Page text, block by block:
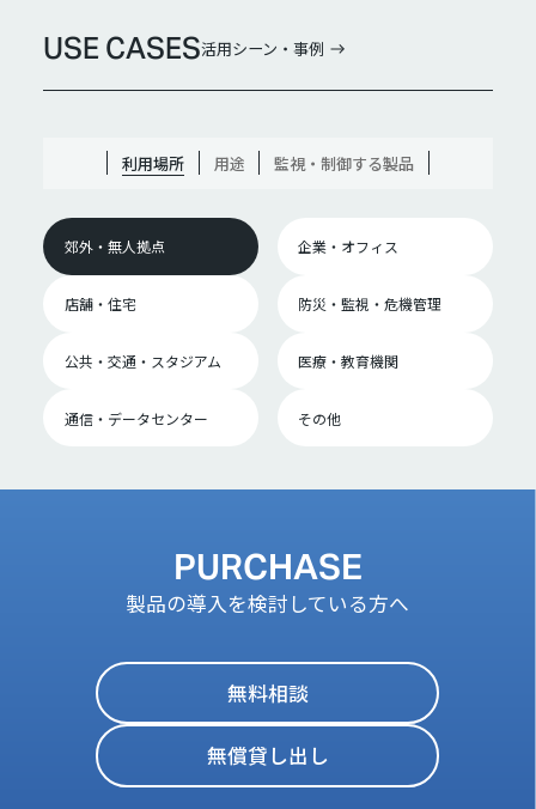
USE CASES活用シーン・事例
利用場所 用途 監視・制御する製品
郊外・無人拠点 企業・オフィス
店舗・住宅 防災・監視・危機管理
公共・交通・スタジアム 医療・教育機関
通信・データセンター その他
PURCHASE
製品の導入を検討している方へ
無料相談
無償貸し出し